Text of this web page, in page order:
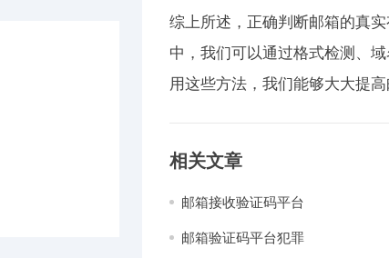
综上所述，正确判断邮箱的真
中，我们可以通过格式检测、
用这些方法，我们能够大大提
相关文章
邮箱接收验证码平台
邮箱验证码平台犯罪